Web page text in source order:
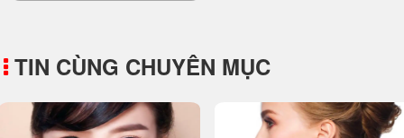
TIN CÙNG CHUYÊN MỤC